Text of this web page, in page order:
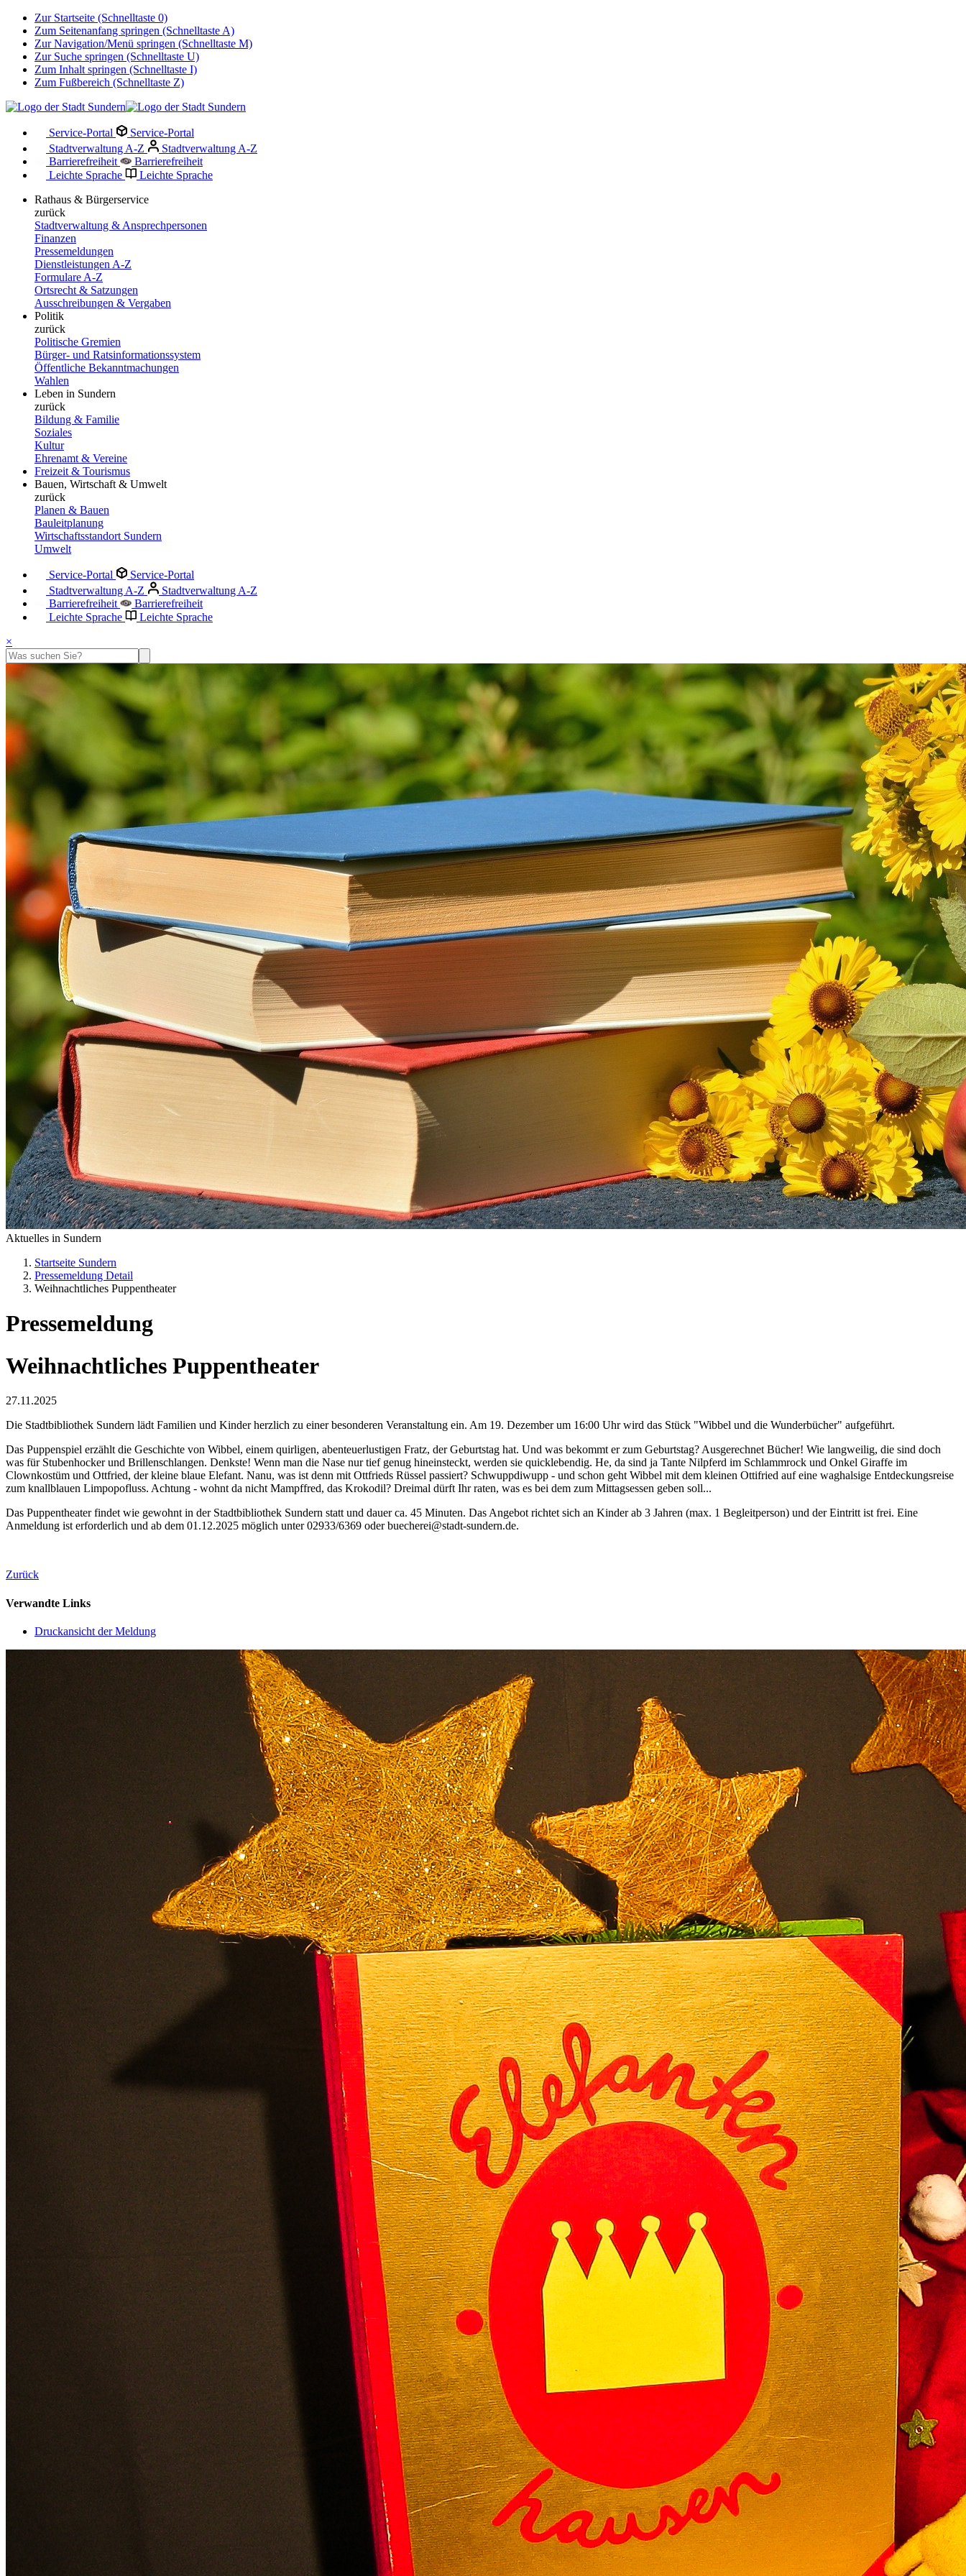
Zur Startseite (Schnelltaste 0)
Zum Seitenanfang springen (Schnelltaste A)
Zur Navigation/Menü springen (Schnelltaste M)
Zur Suche springen (Schnelltaste U)
Zum Inhalt springen (Schnelltaste I)
Zum Fußbereich (Schnelltaste Z)
Service-Portal
Service-Portal
Stadtverwaltung A-Z
Stadtverwaltung A-Z
Barrierefreiheit
Barrierefreiheit
Leichte Sprache
Leichte Sprache
Rathaus & Bürgerservice
zurück
Stadtverwaltung & Ansprechpersonen
Finanzen
Pressemeldungen
Dienstleistungen A-Z
Formulare A-Z
Ortsrecht & Satzungen
Ausschreibungen & Vergaben
Politik
zurück
Politische Gremien
Bürger- und Ratsinformationssystem
Öffentliche Bekanntmachungen
Wahlen
Leben in Sundern
zurück
Bildung & Familie
Soziales
Kultur
Ehrenamt & Vereine
Freizeit & Tourismus
Bauen, Wirtschaft & Umwelt
zurück
Planen & Bauen
Bauleitplanung
Wirtschaftsstandort Sundern
Umwelt
Service-Portal
Service-Portal
Stadtverwaltung A-Z
Stadtverwaltung A-Z
Barrierefreiheit
Barrierefreiheit
Leichte Sprache
Leichte Sprache
×
Aktuelles in Sundern
Startseite Sundern
Pressemeldung Detail
Weihnachtliches Puppentheater
Pressemeldung
Weihnachtliches Puppentheater
27.11.2025
Die Stadtbibliothek Sundern lädt Familien und Kinder herzlich zu einer besonderen Veranstaltung ein. Am 19. Dezember um 16:00 Uhr wird das Stück "Wibbel und die Wunderbücher" aufgeführt.
Das Puppenspiel erzählt die Geschichte von Wibbel, einem quirligen, abenteuerlustigen Fratz, der Geburtstag hat. Und was bekommt er zum Geburtstag? Ausgerechnet Bücher! Wie langweilig, die sind doch
was für Stubenhocker und Brillenschlangen. Denkste! Wenn man die Nase nur tief genug hineinsteckt, werden sie quicklebendig. He, da sind ja Tante Nilpferd im Schlammrock und Onkel Giraffe im
Clownkostüm und Ottfried, der kleine blaue Elefant. Nanu, was ist denn mit Ottfrieds Rüssel passiert? Schwuppdiwupp - und schon geht Wibbel mit dem kleinen Ottifried auf eine waghalsige Entdeckungsreise
zum knallblauen Limpopofluss. Achtung - wohnt da nicht Mampffred, das Krokodil? Dreimal dürft Ihr raten, was es bei dem zum Mittagsessen geben soll...
Das Puppentheater findet wie gewohnt in der Stadtbibliothek Sundern statt und dauer ca. 45 Minuten. Das Angebot richtet sich an Kinder ab 3 Jahren (max. 1 Begleitperson) und der Eintritt ist frei. Eine
Anmeldung ist erforderlich und ab dem 01.12.2025 möglich unter 02933/6369 oder buecherei@stadt-sundern.de.
Zurück
Verwandte Links
Druckansicht der Meldung